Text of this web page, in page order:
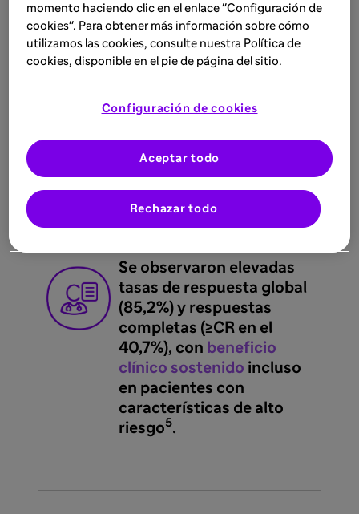
Conoce los resultados de este análisis en
práctica clínica real en pacientes con mieloma
a lenalidomida, y tratados con Isa-Kd en un
Se observaron elevadas
tasas de respuesta global
(85,2%) y respuestas
completas (≥CR en el
40,7%), con beneficio
clínico sostenido incluso
en pacientes con
características de alto
riesgo5.
momento haciendo clic en el enlace "Configuración de
cookies". Para obtener más información sobre cómo
utilizamos las cookies, consulte nuestra Política de
cookies, disponible en el pie de página del sitio.
Configuración de cookies
Rechazar todo
Aceptar todo